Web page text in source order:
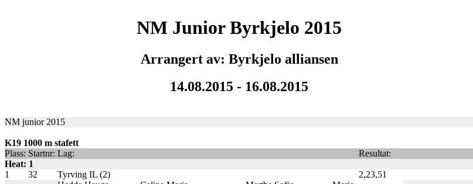
NM Junior Byrkjelo 2015
Arrangert av: Byrkjelo alliansen
14.08.2015 - 16.08.2015
NM junior 2015
K19 1000 m stafett
Plass: Startnr: Lag:
Resultat:
Heat: 1
1
32 Tyrving IL (2)
2,23,51